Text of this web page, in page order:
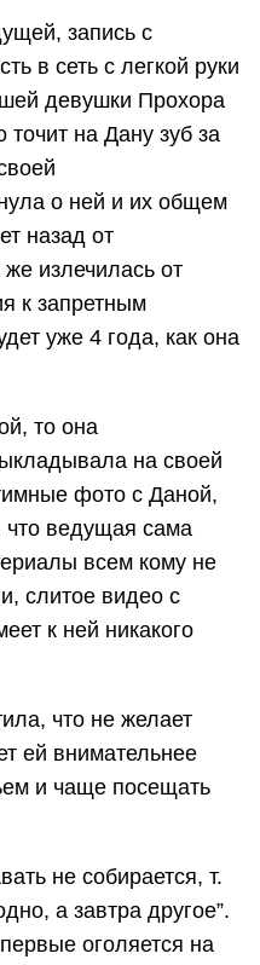
запись с
в сеть с легкой руки
девушки Прохора
на Дану зуб за
о ней и их общем
назад от
излечилась от
к запретным
уже 4 года, как она
то она
на своей
фото с Даной,
что ведущая сама
всем кому не
слитое видео с
к ней никакого
что не желает
ей внимательнее
и чаще посещать
не собирается, т.
а завтра другое”.
оголяется на